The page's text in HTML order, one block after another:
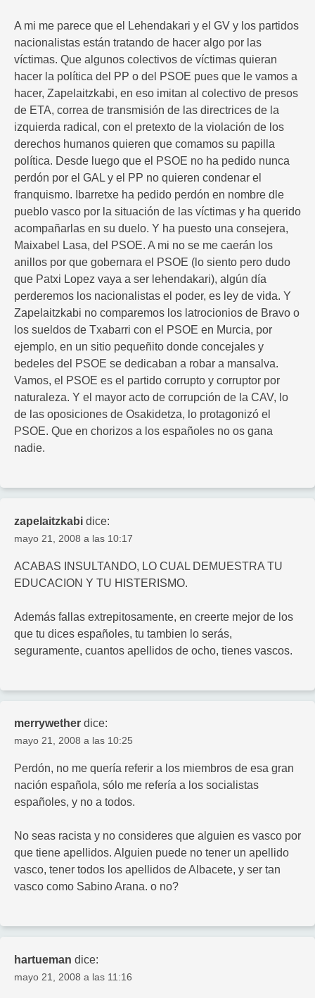
A mi me parece que el Lehendakari y el GV y los partidos
nacionalistas están tratando de hacer algo por las
víctimas. Que algunos colectivos de víctimas quieran
hacer la política del PP o del PSOE pues que le vamos a
hacer, Zapelaitzkabi, en eso imitan al colectivo de presos
de ETA, correa de transmisión de las directrices de la
izquierda radical, con el pretexto de la violación de los
derechos humanos quieren que comamos su papilla
política. Desde luego que el PSOE no ha pedido nunca
perdón por el GAL y el PP no quieren condenar el
franquismo. Ibarretxe ha pedido perdón en nombre dle
pueblo vasco por la situación de las víctimas y ha querido
acompañarlas en su duelo. Y ha puesto una consejera,
Maixabel Lasa, del PSOE. A mi no se me caerán los
anillos por que gobernara el PSOE (lo siento pero dudo
que Patxi Lopez vaya a ser lehendakari), algún día
perderemos los nacionalistas el poder, es ley de vida. Y
Zapelaitzkabi no comparemos los latrocionios de Bravo o
los sueldos de Txabarri con el PSOE en Murcia, por
ejemplo, en un sitio pequeñito donde concejales y
bedeles del PSOE se dedicaban a robar a mansalva.
Vamos, el PSOE es el partido corrupto y corruptor por
naturaleza. Y el mayor acto de corrupción de la CAV, lo
de las oposiciones de Osakidetza, lo protagonizó el
PSOE. Que en chorizos a los españoles no os gana
nadie.
zapelaitzkabi dice:
mayo 21, 2008 a las 10:17
ACABAS INSULTANDO, LO CUAL DEMUESTRA TU
EDUCACION Y TU HISTERISMO.
Además fallas extrepitosamente, en creerte mejor de los
que tu dices españoles, tu tambien lo serás,
seguramente, cuantos apellidos de ocho, tienes vascos.
merrywether dice:
mayo 21, 2008 a las 10:25
Perdón, no me quería referir a los miembros de esa gran
nación española, sólo me refería a los socialistas
españoles, y no a todos.
No seas racista y no consideres que alguien es vasco por
que tiene apellidos. Alguien puede no tener un apellido
vasco, tener todos los apellidos de Albacete, y ser tan
vasco como Sabino Arana. o no?
hartueman dice:
mayo 21, 2008 a las 11:16